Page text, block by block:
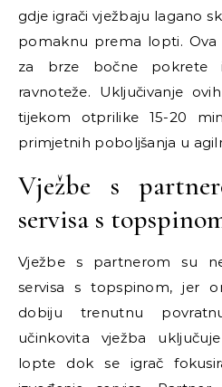
gdje igrači vježbaju lagano
pomaknu prema lopti.
za brze bočne pokrete
ravnoteže. Uključivanje
tijekom otprilike 15-20
primjetnih poboljšanja u
Vježbe s
servisa s
Vježbe s partnerom su
servisa s topspinom, jer
dobiju trenutnu
učinkovita vježba
lopte dok se igrač